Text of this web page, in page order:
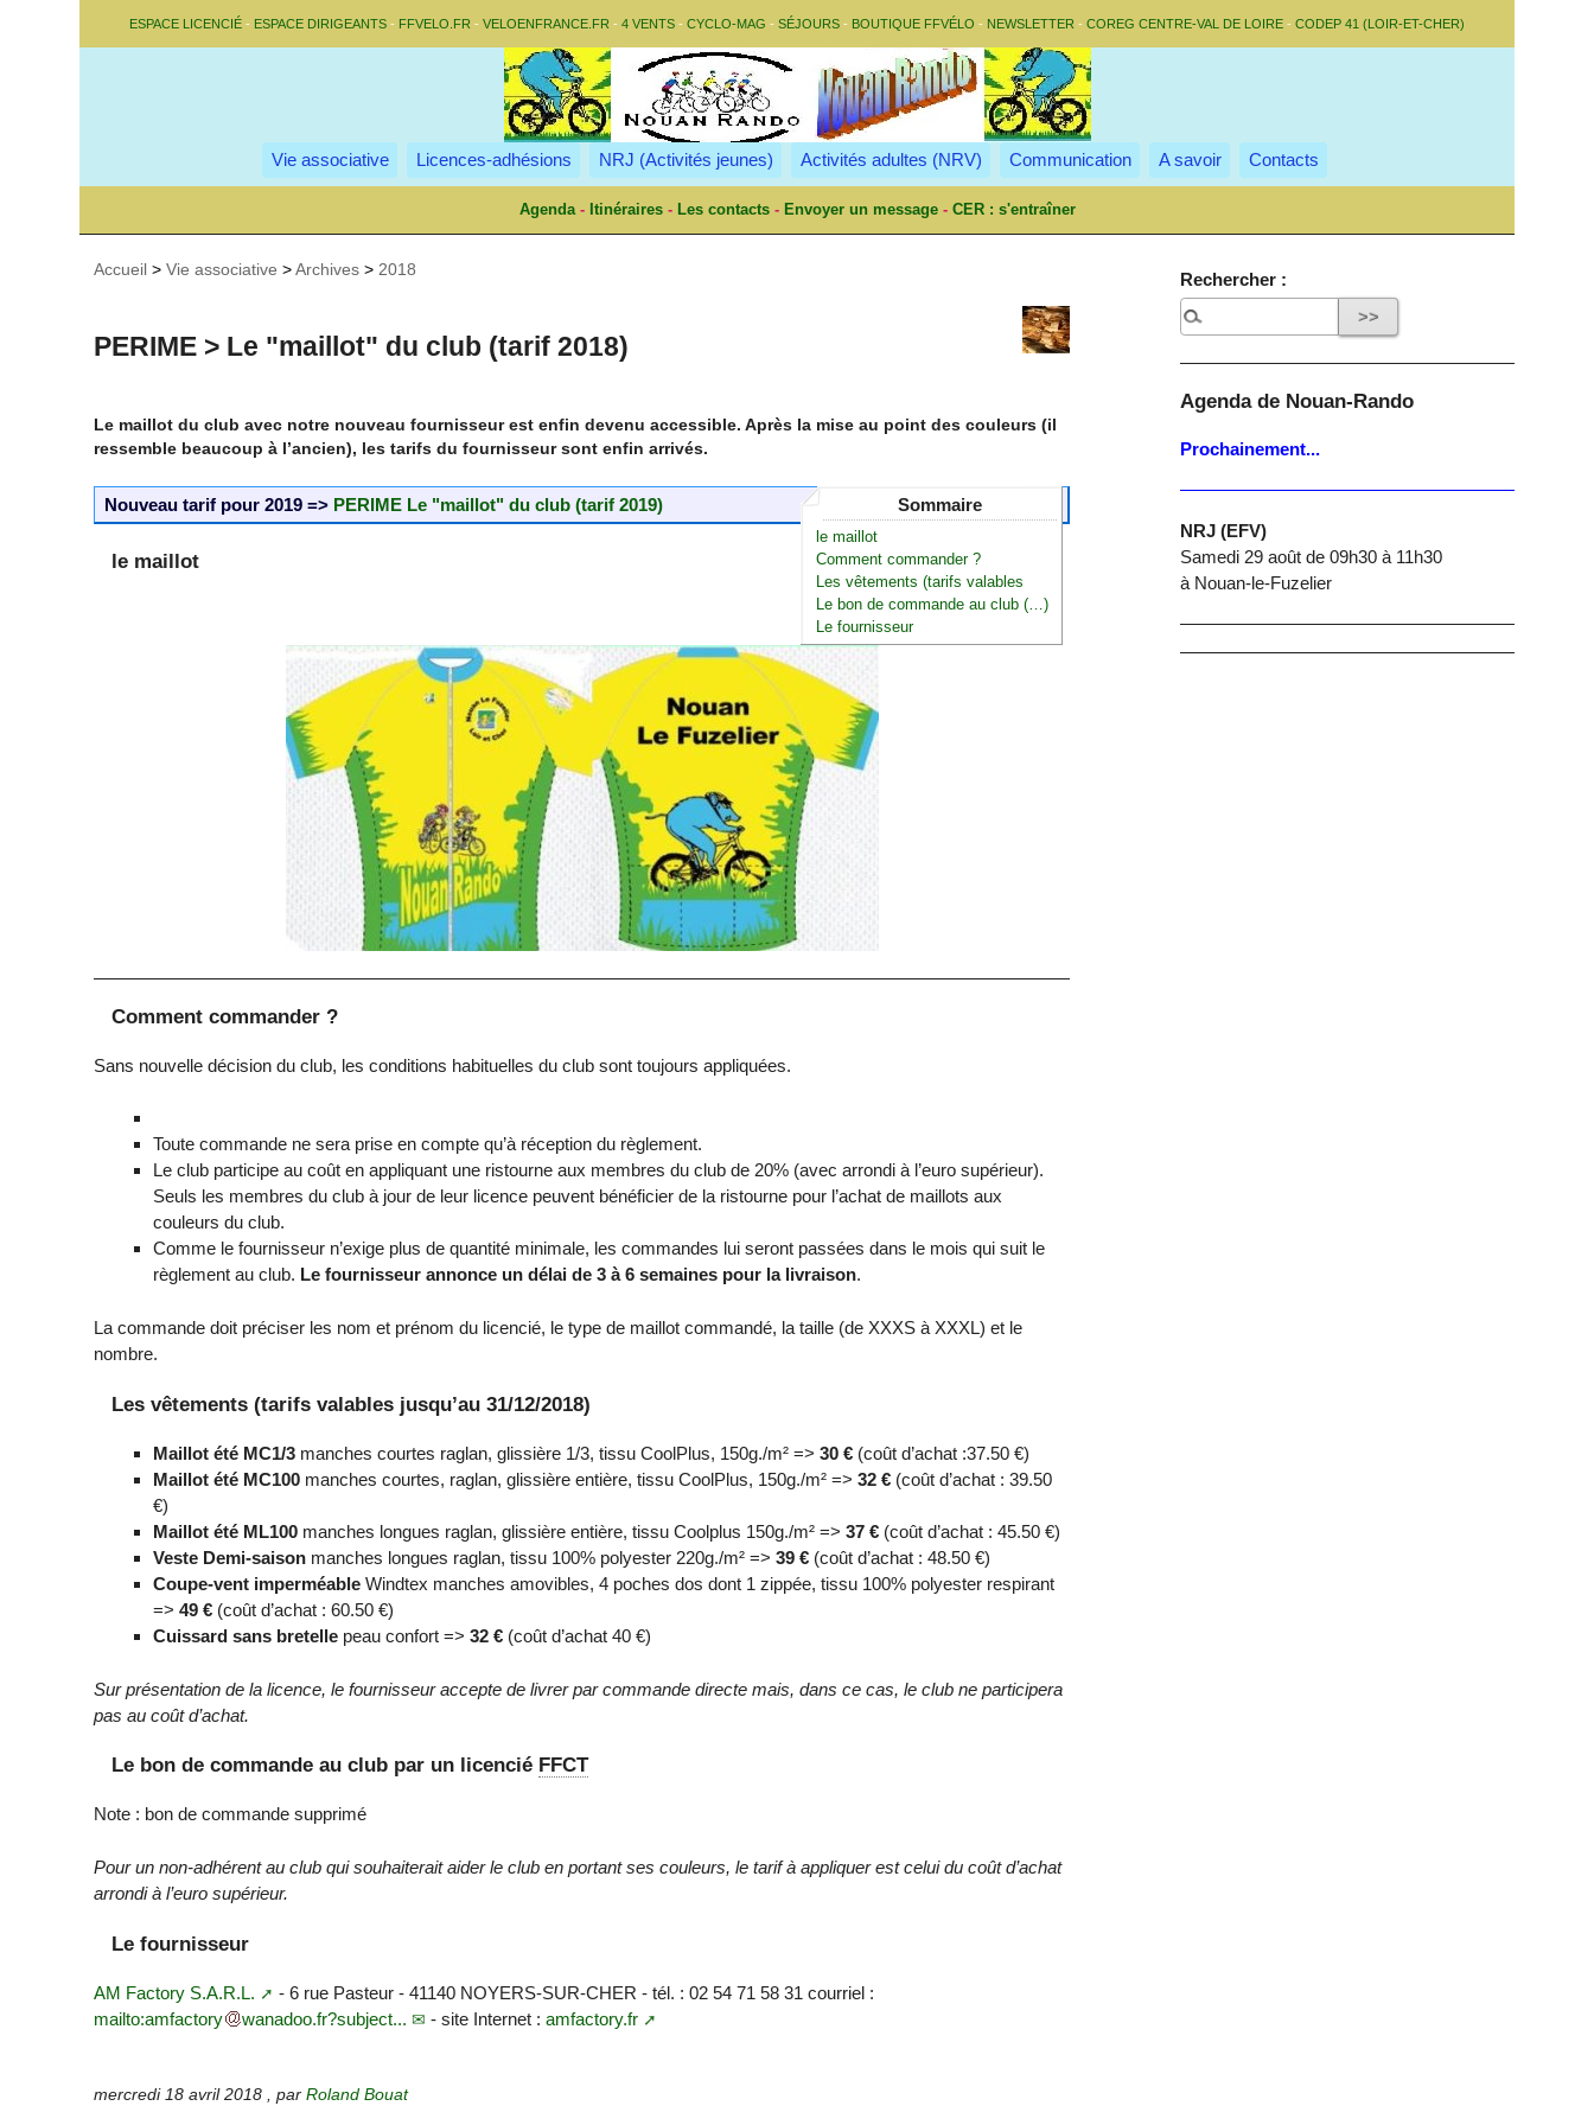
ESPACE LICENCIÉ - ESPACE DIRIGEANTS - FFVELO.FR - VELOENFRANCE.FR - 4 VENTS - CYCLO-MAG - SÉJOURS - BOUTIQUE FFVÉLO - NEWSLETTER - COREG CENTRE-VAL DE LOIRE - CODEP 41 (LOIR-ET-CHER)
Vie associative Licences-adhésions NRJ (Activités jeunes) Activités adultes (NRV) Communication A savoir Contacts
Agenda- Itinéraires- Les contacts- Envoyer un message- CER : s'entraîner
Accueil >Vie associative >Archives > 2018
PERIME > Le "maillot" du club (tarif 2018)
Le maillot du club avec notre nouveau fournisseur est enfin devenu accessible. Après la mise au point des couleurs (il
ressemble beaucoup à l’ancien), les tarifs du fournisseur sont enfin arrivés.
Sommaire
le maillot
Comment commander ?
Les vêtements (tarifs valables
Le bon de commande au club (…)
Le fournisseur
Nouveau tarif pour 2019 => PERIME Le "maillot" du club (tarif 2019)
le maillot
Comment commander ?
Sans nouvelle décision du club, les conditions habituelles du club sont toujours appliquées.
Toute commande ne sera prise en compte qu’à réception du règlement.
Le club participe au coût en appliquant une ristourne aux membres du club de 20% (avec arrondi à l’euro supérieur).
Seuls les membres du club à jour de leur licence peuvent bénéficier de la ristourne pour l’achat de maillots aux
couleurs du club.
Comme le fournisseur n’exige plus de quantité minimale, les commandes lui seront passées dans le mois qui suit le
règlement au club. Le fournisseur annonce un délai de 3 à 6 semaines pour la livraison.
La commande doit préciser les nom et prénom du licencié, le type de maillot commandé, la taille (de XXXS à XXXL) et le
nombre.
Les vêtements (tarifs valables jusqu’au 31/12/2018)
Maillot été MC1/3 manches courtes raglan, glissière 1/3, tissu CoolPlus, 150g./m² =>30 € (coût d’achat :37.50 €)
Maillot été MC100 manches courtes, raglan, glissière entière, tissu CoolPlus, 150g./m² =>32 € (coût d’achat : 39.50
€)
Maillot été ML100 manches longues raglan, glissière entière, tissu Coolplus 150g./m² =>37 € (coût d’achat : 45.50 €)
Veste Demi-saison manches longues raglan, tissu 100% polyester 220g./m² =>39 € (coût d’achat : 48.50 €)
Coupe-vent imperméable Windtex manches amovibles, 4 poches dos dont 1 zippée, tissu 100% polyester respirant
=>49 € (coût d’achat : 60.50 €)
Cuissard sans bretelle peau confort =>32 € (coût d’achat 40 €)
Sur présentation de la licence, le fournisseur accepte de livrer par commande directe mais, dans ce cas, le club ne participera
pas au coût d’achat.
Le bon de commande au club par un licencié FFCT
Note : bon de commande supprimé
Pour un non-adhérent au club qui souhaiterait aider le club en portant ses couleurs, le tarif à appliquer est celui du coût d’achat
arrondi à l’euro supérieur.
Le fournisseur
AM Factory S.A.R.L.
- 6 rue Pasteur - 41140 NOYERS-SUR-CHER - tél. : 02 54 71 58 31 courriel :
mailto:amfactory
wanadoo.fr?subject... - site Internet :amfactory.fr
mercredi 18 avril 2018 ,parRoland Bouat
Rechercher :
Agenda de Nouan-Rando
Prochainement...
NRJ (EFV)
Samedi 29 août de 09h30 à 11h30
à Nouan-le-Fuzelier